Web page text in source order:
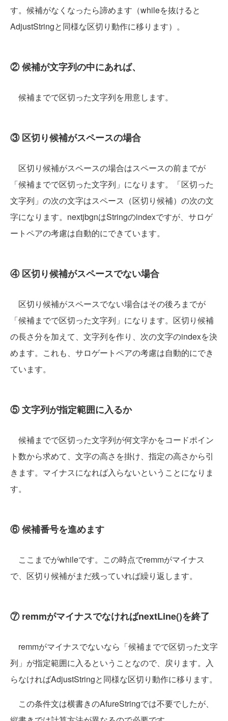
す。候補がなくなったら諦めます（whileを抜けると
AdjustStringと同様な区切り動作に移ります）。
② 候補が文字列の中にあれば、
候補までで区切った文字列を用意します。
③ 区切り候補がスペースの場合
区切り候補がスペースの場合はスペースの前までが
「候補までで区切った文字列」になります。「区切った
文字列」の次の文字はスペース（区切り候補）の次の文
字になります。nextjbgnはStringのindexですが、サロゲ
ートペアの考慮は自動的にできています。
④ 区切り候補がスペースでない場合
区切り候補がスペースでない場合はその後ろまでが
「候補までで区切った文字列」になります。区切り候補
の長さ分を加えて、文字列を作り、次の文字のindexを決
めます。これも、サロゲートペアの考慮は自動的にでき
ています。
⑤ 文字列が指定範囲に入るか
候補までで区切った文字列が何文字かをコードポイン
ト数から求めて、文字の高さを掛け、指定の高さから引
きます。マイナスになれば入らないということになりま
す。
⑥ 候補番号を進めます
ここまでがwhileです。この時点でremmがマイナス
で、区切り候補がまだ残っていれば繰り返します。
⑦ remmがマイナスでなければnextLine()を終了
remmがマイナスでないなら「候補までで区切った文字
列」が指定範囲に入るということなので、戻ります。入
らなければAdjustStringと同様な区切り動作に移ります。
この条件文は横書きのAfureStringでは不要でしたが、